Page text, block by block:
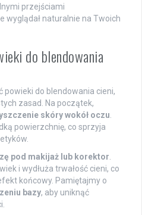
przejściami
wyglądał naturalnie na Twoich
do blendowania
do blendowania cieni,
zasad. Na początek,
skóry wokół oczu
powierzchnię, co sprzyja
pod makijaż lub korektor
i wydłuża trwałość cieni, co
końcowy. Pamiętajmy o
bazy, aby uniknąć